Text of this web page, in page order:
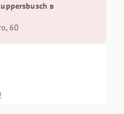
в
60